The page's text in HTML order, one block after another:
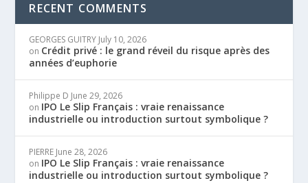
RECENT COMMENTS
GEORGES GUITRY July 10, 2026
on Crédit privé : le grand réveil du risque après des
années d’euphorie
Philippe D June 29, 2026
on IPO Le Slip Français : vraie renaissance
industrielle ou introduction surtout symbolique ?
PIERRE June 28, 2026
on IPO Le Slip Français : vraie renaissance
industrielle ou introduction surtout symbolique ?